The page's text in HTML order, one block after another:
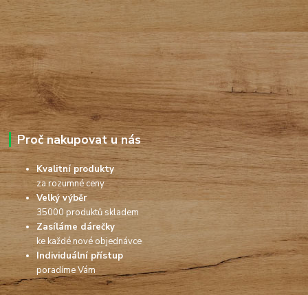
Proč nakupovat u nás
Kvalitní produkty
za rozumné ceny
Velký výběr
35000 produktů skladem
Zasíláme dárečky
ke každé nové objednávce
Individuální přístup
poradíme Vám